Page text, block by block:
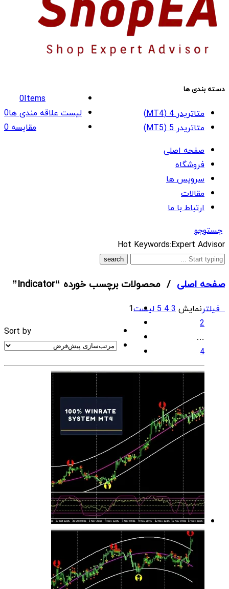
0Items
لیست علاقه مندی ها0
مقایسه0
دسته بندی ها
متاتریدر 4 (MT4)
متاتریدر 5 (MT5)
صفحه اصلی
فروشگاه
سرویس ها
مقالات
ارتباط با ما
جستوجو
What
are
looking
for?
Hot Keywords:Expert Advisor
صفحه اصلی / محصولات برچسب خورده “Indicator”
فیلترنمایش3
4
5لیست
Sort by
1
2
…
4